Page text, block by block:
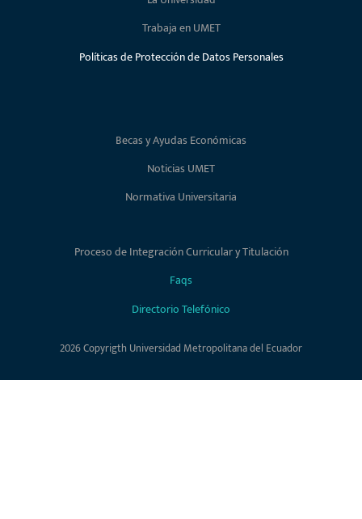
Trabaja en UMET
Políticas de Protección de Datos Personales
Becas y Ayudas Económicas
Noticias UMET
Normativa Universitaria
Proceso de Integración Curricular y Titulación
Faqs
Directorio Telefónico
2026 Copyrigth Universidad Metropolitana del Ecuador